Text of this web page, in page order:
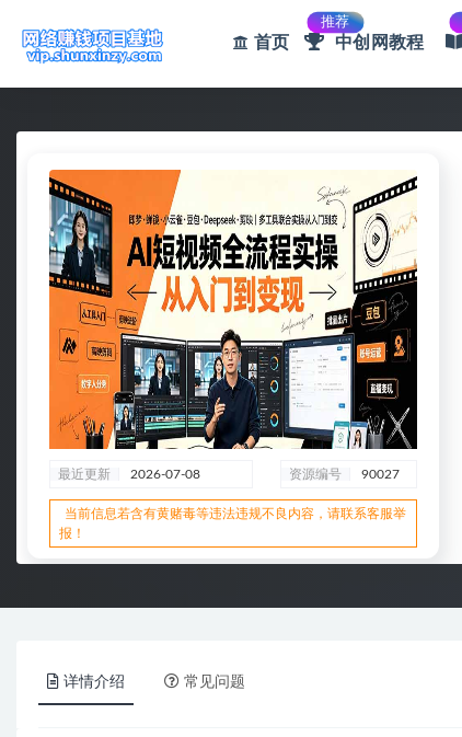
首页
推荐
中创网教程
最近更新 2026-07-08 资源编号 90027
当前信息若含有黄赌毒等违法违规不良内容，请联系客服举
报！
详情介绍 常见问题